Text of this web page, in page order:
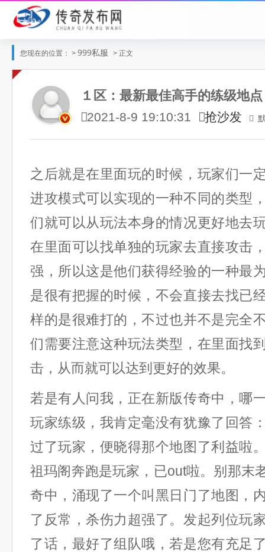
您现在的位置： > 999私服 > 正文
１区：最新最佳高手的练级地点
2021-8-9 19:10:31 抢沙发
之后就是在里面玩的时候，玩家们一
进攻模式可以实现的一种不同的类型
们就可以从玩法本身的情况更好地去
在里面可以找单独的玩家去直接攻击
强，所以这是他们获得经验的一种最
是很有把握的时候，不会直接去找已
样的是很难打的，不过也并不是完全
们需要注意这种玩法类型，在里面找
击，从而就可以达到更好的效果。
若是有人问我，正在新版传奇中，哪
玩家练级，我肯定毫没有犹豫了回答
过了玩家，便晓得那个地图了利益啦
祖玛阁奔跑是玩家，已out啦。别那末
奇中，涌现了一个叫黑日门了地图，
了反常，杀伤力超强了。发起列位玩
了话，最好了组队哦，若是您有充足